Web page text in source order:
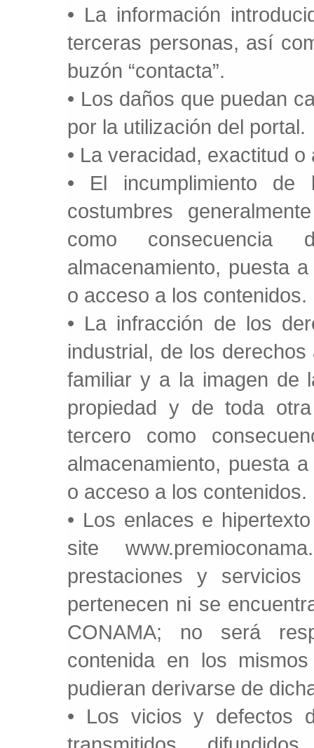
• La información
terceras personas, así
buzón “contacta”.
• Los daños que puedan
por la utilización del portal.
• La veracidad, exactitud
• El incumplimiento
costumbres
como consecuencia
almacenamiento, puesta
o acceso a los contenidos.
• La infracción de los
industrial, de los
familiar y a la imagen de
propiedad y de toda
tercero como
almacenamiento, puesta
o acceso a los contenidos.
• Los enlaces e
site
prestaciones y
pertenecen ni se
CONAMA; no será
contenida en los
pudieran derivarse de
• Los vicios y defectos